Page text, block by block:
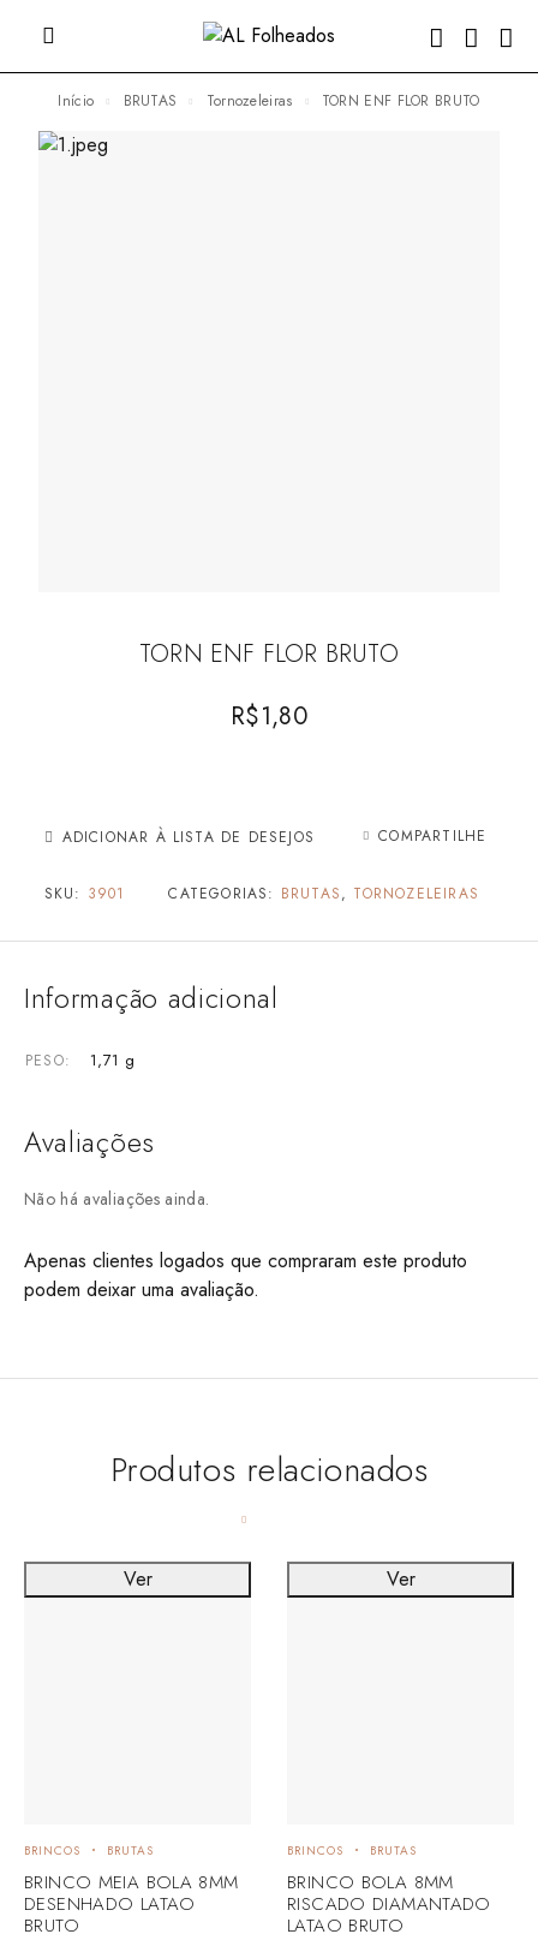
Início BRUTAS Tornozeleiras TORN ENF FLOR BRUTO
TORN ENF FLOR BRUTO
R$1,80
ADICIONAR À LISTA DE DESEJOS COMPARTILHE
SKU: 3901 CATEGORIAS: BRUTAS, TORNOZELEIRAS
Informação adicional
PESO 1,71 g
Avaliações
Não há avaliações ainda.
Apenas clientes logados que compraram este produto
podem deixar uma avaliação.
Produtos relacionados
BRINCOS BRUTAS
BRINCO MEIA BOLA 8MM
DESENHADO LATAO
BRUTO
Ver
BRINCOS BRUTAS
BRINCO BOLA 8MM
RISCADO DIAMANTADO
LATAO BRUTO
Ver